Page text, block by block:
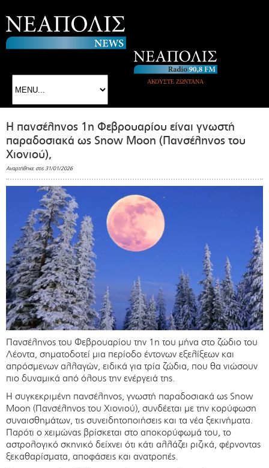
ΑΚΟΥΣΤΕ ΖΩΝΤΑΝΑ
Η πανσέληνος 1η Φεβρουαρίου είναι γνωστή
παραδοσιακά ως Snow Moon (Πανσέληνος του
Χιονιού),
Αναρτήθηκε στις 31/01/2026
Πανσέληνος του Φεβρουαρίου την 1η του μήνα στο ζώδιο του
Λέοντα, σηματοδοτεί μια περίοδο έντονων εξελίξεων και
απρόσμενων αλλαγών, ειδικά για τρία ζώδια, που θα νιώσουν
πιο δυναμικά από όλους την ενέργειά της.
Η συγκεκριμένη πανσέληνος, γνωστή παραδοσιακά ως Snow
Moon (Πανσέληνος του Χιονιού), συνδέεται με την κορύφωση
συναισθημάτων, τις συνειδητοποιήσεις και τα νέα ξεκινήματα.
Παρότι ο χειμώνας βρίσκεται στο αποκορύφωμά του, το
αστρολογικό σκηνικό δείχνει ότι κάτι αλλάζει ριζικά, φέρνοντας
ξεκαθαρίσματα, αποφάσεις και ανατροπές.